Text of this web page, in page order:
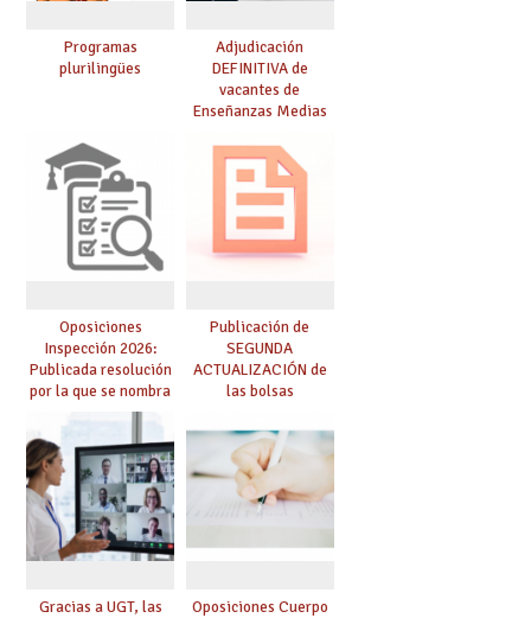
Programas
plurilingües
Adjudicación
DEFINITIVA de
vacantes de
Enseñanzas Medias
Oposiciones
Inspección 2026:
Publicada resolución
por la que se nombra
funcionarios/as en
prácticas, se regulan
dichas prácticas y se
convoca acto público
de adjudicación
Publicación de
SEGUNDA
ACTUALIZACIÓN de
las bolsas
Cuerpo de Maestros
de especialidades
convocadas a
oposición
Gracias a UGT, las
Oposiciones Cuerpo